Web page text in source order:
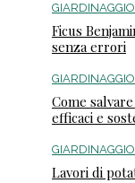
GIARDINAGGIO
Ficus
senza errori
GIARDINAGGIO
Come
efficaci e
GIARDINAGGIO
Lavori di